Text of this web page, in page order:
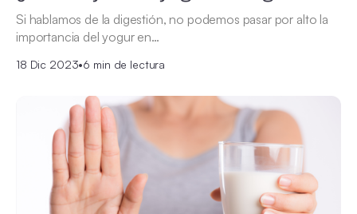
Si hablamos de la digestión, no podemos pasar por alto la
importancia del yogur en…
18 Dic 2023•6 min de lectura